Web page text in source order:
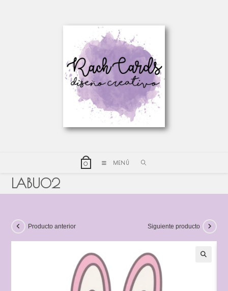
0 MENÚ
LABU02
Producto anterior Siguiente producto